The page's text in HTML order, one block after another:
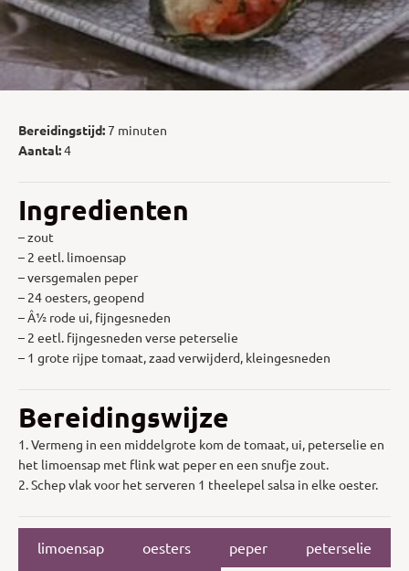
Bereidingstijd:7 minuten
Aantal:4
Ingredienten
– zout
– 2 eetl. limoensap
– versgemalen peper
– 24 oesters, geopend
– Â½ rode ui, fijngesneden
– 2 eetl. fijngesneden verse peterselie
– 1 grote rijpe tomaat, zaad verwijderd, kleingesneden
Bereidingswijze
1. Vermeng in een middelgrote kom de tomaat, ui, peterselie en
het limoensap met flink wat peper en een snufje zout.
2. Schep vlak voor het serveren 1 theelepel salsa in elke oester.
limoensap oesters peper peterselie